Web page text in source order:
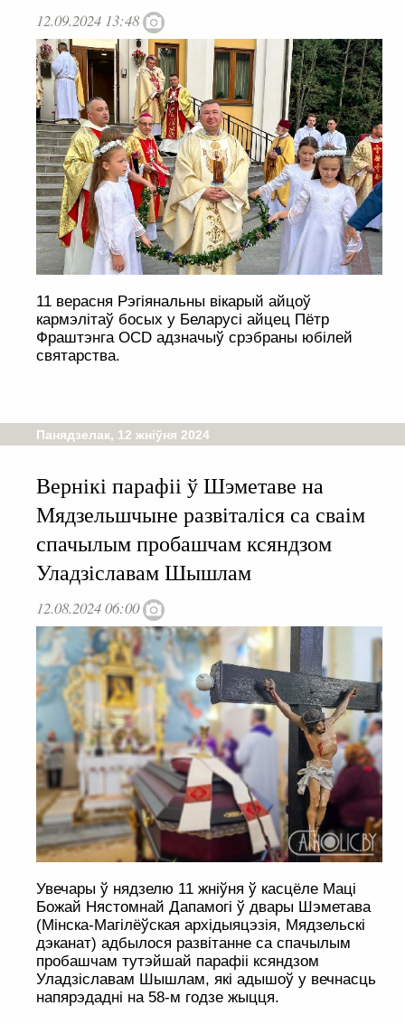
12.09.2024 13:48
11 верасня Рэгіянальны вікарый айцоў
кармэлітаў босых у Беларусі айцец Пётр
Фраштэнга OCD адзначыў срэбраны юбілей
святарства.
Панядзелак, 12 жніўня 2024
Вернікі парафіі ў Шэметаве на
Мядзельшчыне развіталіся са сваім
спачылым пробашчам ксяндзом
Уладзіславам Шышлам
12.08.2024 06:00
Увечары ў нядзелю 11 жніўня ў касцёле Маці
Божай Нястомнай Дапамогі ў двары Шэметава
(Мінска-Магілёўская архідыяцэзія, Мядзельскі
дэканат) адбылося развітанне са спачылым
пробашчам тутэйшай парафіі ксяндзом
Уладзіславам Шышлам, які адышоў у вечнасць
напярэдадні на 58-м годзе жыцця.